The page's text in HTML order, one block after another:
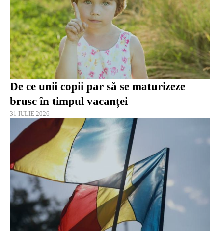
De ce unii copii par să se maturizeze
brusc în timpul vacanței
31 IULIE 2026